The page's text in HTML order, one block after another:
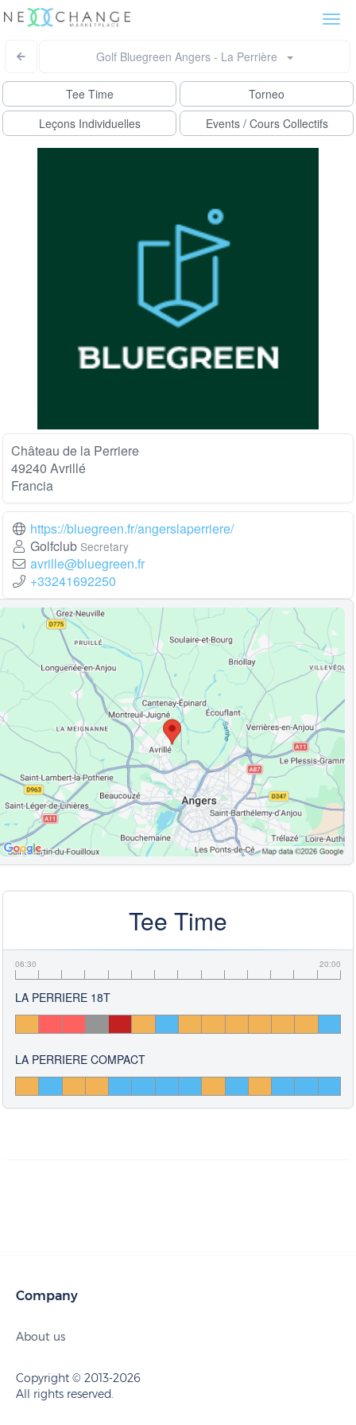
Golf Bluegreen Angers - La Perrière
Tee Time
Torneo
Leçons Individuelles
Events / Cours Collectifs
Château de la Perriere
49240 Avrillé
Francia
https://bluegreen.fr/angerslaperriere/
Golfclub Secretary
avrille@bluegreen.fr
+33241692250
Tee Time
06:30 20:00
LA PERRIERE 18T
LA PERRIERE COMPACT
Company
About us
Copyright © 2013-2026
All rights reserved.